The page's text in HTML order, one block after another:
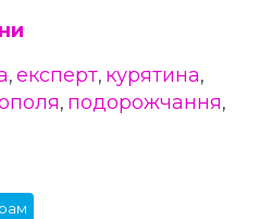
, експерт, курятина,
, подорожчання,